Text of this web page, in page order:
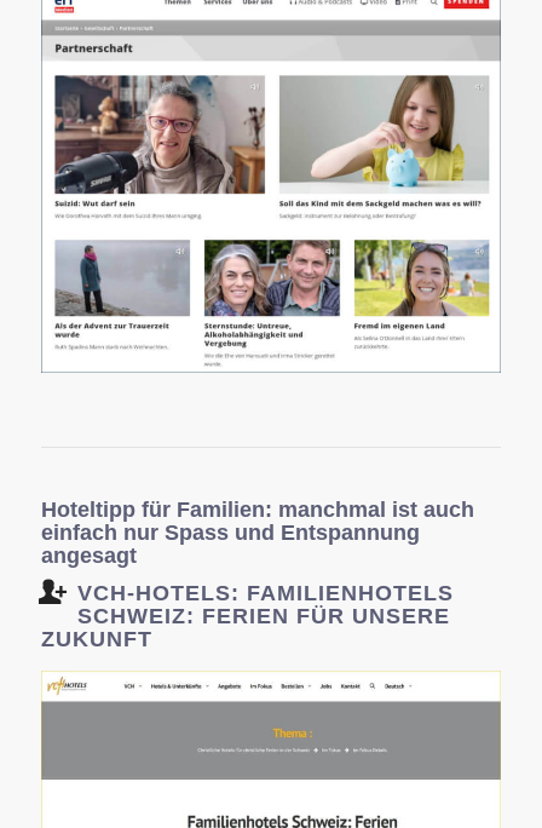
Hoteltipp für Familien: manchmal ist auch
einfach nur Spass und Entspannung
angesagt
VCH-HOTELS: FAMILIENHOTELS
SCHWEIZ: FERIEN FÜR UNSERE
ZUKUNFT